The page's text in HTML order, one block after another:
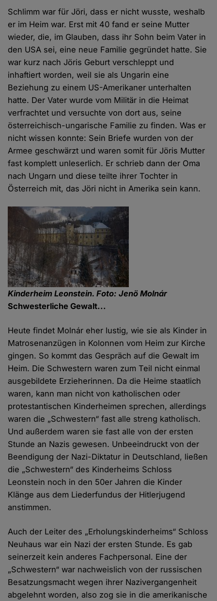
Schlimm war für Jöri, dass er nicht wusste, weshalb
er im Heim war. Erst mit 40 fand er seine Mutter
wieder, die, im Glauben, dass ihr Sohn beim Vater in
den USA sei, eine neue Familie gegründet hatte. Sie
war kurz nach Jöris Geburt verschleppt und
inhaftiert worden, weil sie als Ungarin eine
Beziehung zu einem US-Amerikaner unterhalten
hatte. Der Vater wurde vom Militär in die Heimat
verfrachtet und versuchte von dort aus, seine
österreichisch-ungarische Familie zu finden. Was er
nicht wissen konnte: Sein Briefe wurden von der
Armee geschwärzt und waren somit für Jöris Mutter
fast komplett unleserlich. Er schrieb dann der Oma
nach Ungarn und diese teilte ihrer Tochter in
Österreich mit, das Jöri nicht in Amerika sein kann.
Kinderheim Leonstein. Foto: Jenö Molnár
Schwesterliche Gewalt...
Heute findet Molnár eher lustig, wie sie als Kinder in
Matrosenanzügen in Kolonnen vom Heim zur Kirche
gingen. So kommt das Gespräch auf die Gewalt im
Heim. Die Schwestern waren zum Teil nicht einmal
ausgebildete Erzieherinnen. Da die Heime staatlich
waren, kann man nicht von katholischen oder
protestantischen Kinderheimen sprechen, allerdings
waren die „Schwestern“ fast alle streng katholisch.
Und außerdem waren sie fast alle von der ersten
Stunde an Nazis gewesen. Unbeeindruckt von der
Beendigung der Nazi-Diktatur in Deutschland, ließen
die „Schwestern“ des Kinderheims Schloss
Leonstein noch in den 50er Jahren die Kinder
Klänge aus dem Liederfundus der Hitlerjugend
anstimmen.
Auch der Leiter des „Erholungskinderheims“ Schloss
Neuhaus war ein Nazi der ersten Stunde. Es gab
seinerzeit kein anderes Fachpersonal. Eine der
„Schwestern“ war nachweislich von der russischen
Besatzungsmacht wegen ihrer Nazivergangenheit
abgelehnt worden, also zog sie in die amerikanische